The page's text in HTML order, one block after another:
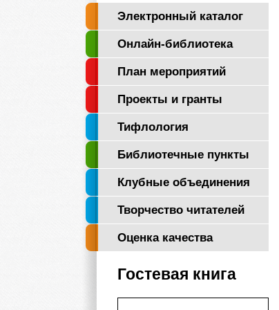
Электронный каталог
Онлайн-библиотека
"Логос"
План мероприятий
Проекты и гранты
Тифлология
Библиотечные пункты
Клубные объединения
Творчество читателей
Оценка качества
Гостевая книга